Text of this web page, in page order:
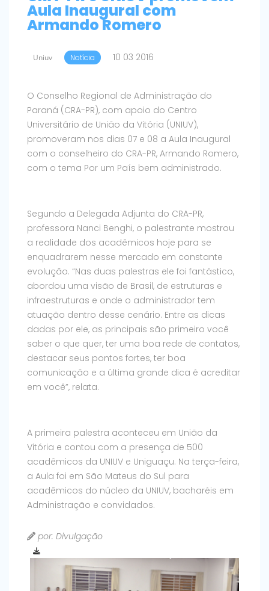
Aula Inaugural com
Armando Romero
Uniuv Notícia 10 03 2016
O Conselho Regional de Administração do
Paraná (CRA-PR), com apoio do Centro
Universitário de União da Vitória (UNIUV),
promoveram nos dias 07 e 08 a Aula Inaugural
com o conselheiro do CRA-PR, Armando Romero,
com o tema Por um País bem administrado.
Segundo a Delegada Adjunta do CRA-PR,
professora Nanci Benghi, o palestrante mostrou
a realidade dos acadêmicos hoje para se
enquadrarem nesse mercado em constante
evolução. “Nas duas palestras ele foi fantástico,
abordou uma visão de Brasil, de estruturas e
infraestruturas e onde o administrador tem
atuação dentro desse cenário. Entre as dicas
dadas por ele, as principais são primeiro você
saber o que quer, ter uma boa rede de contatos,
destacar seus pontos fortes, ter boa
comunicação e a última grande dica é acreditar
em você”, relata.
A primeira palestra aconteceu em União da
Vitória e contou com a presença de 500
acadêmicos da UNIUV e Uniguaçu. Na terça-feira,
a Aula foi em São Mateus do Sul para
acadêmicos do núcleo da UNIUV, bacharéis em
Administração e convidados.
por: Divulgação